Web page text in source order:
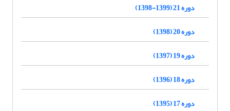
دوره 21 (1399-1398)
دوره 20 (1398)
دوره 19 (1397)
دوره 18 (1396)
دوره 17 (1395)